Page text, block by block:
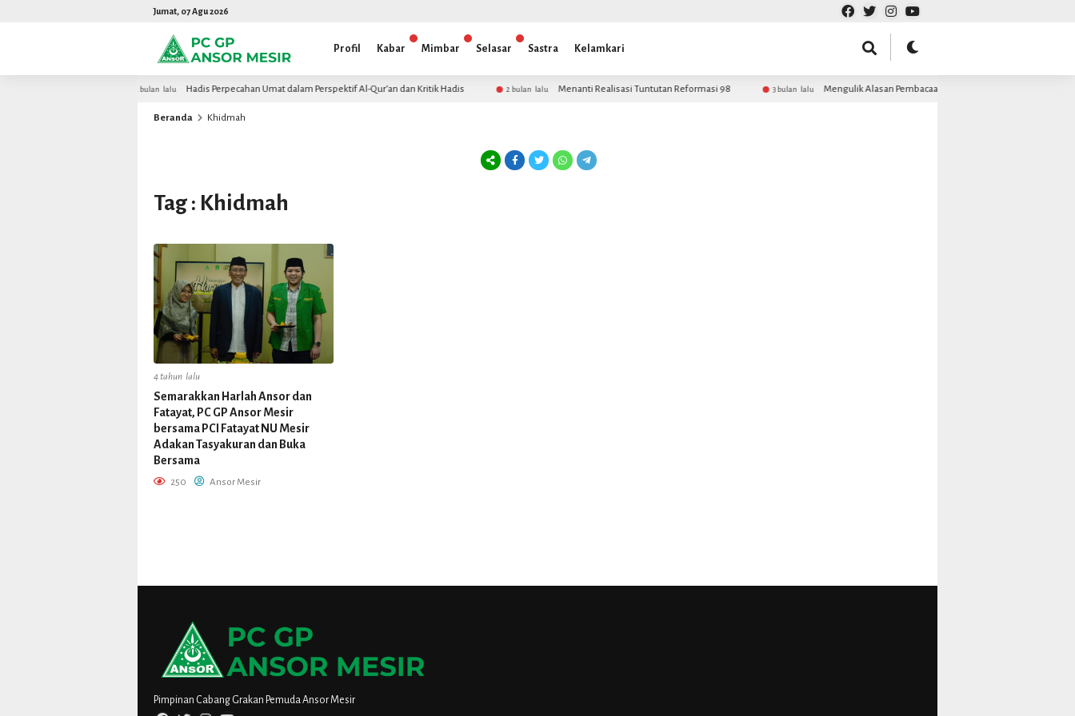
Jumat, 07 Agu 2026
Profil Kabar Mimbar Selasar Sastra Kelamkari
2 bulan lalu Hadis Perpecahan Umat dalam Perspektif Al-Qur’an dan Kritik Hadis 2 bulan lalu Menanti Realisasi Tuntutan Reformasi 98 3 bulan lalu Mengulik Alasan Pembacaan Maulid Barzanji MDS Rijalul
Beranda Khidmah
Tag : Khidmah
4 tahun lalu
Semarakkan Harlah Ansor dan
Fatayat, PC GP Ansor Mesir
bersama PCI Fatayat NU Mesir
Adakan Tasyakuran dan Buka
Bersama
250 Ansor Mesir
Pimpinan Cabang Grakan Pemuda Ansor Mesir